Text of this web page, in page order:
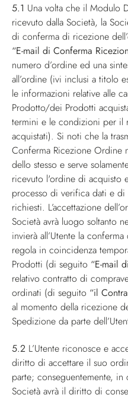
5.1 Una volta che il Modulo
ricevuto dalla Società, la
di conferma di ricezione
“E-mail di Conferma
numero d’ordine ed una
all’ordine (ivi inclusi a titolo
le informazioni relative alle
Prodotto/dei Prodotti
termini e le condizioni per il
acquistati). Si noti che la
Conferma Ricezione Ordine
dello stesso e serve
ricevuto l'ordine di acquisto
processo di verifica dati e
richiesti. L’accettazione
Società avrà luogo soltanto
invierà all’Utente la
regola in coincidenza
Prodotti (di seguito “E-mail
relativo contratto di
ordinati (di seguito “il
al momento della ricezione
Spedizione da parte
5.2 L’Utente riconosce e
diritto di accettare il suo
parte; conseguentemente,
Società avrà il diritto di